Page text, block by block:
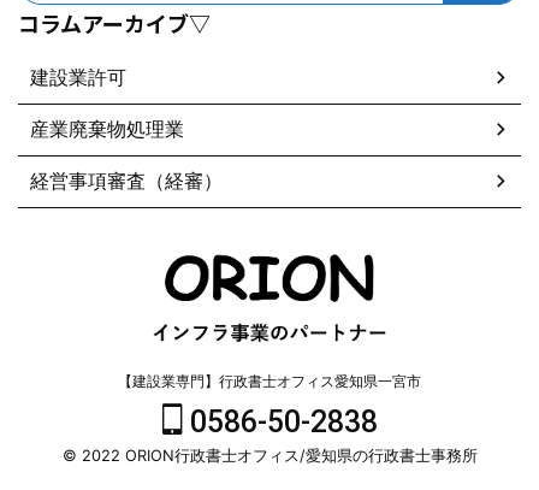
コラムアーカイブ▽
建設業許可
産業廃棄物処理業
経営事項審査（経審）
【建設業専門】行政書士オフィス愛知県一宮市
0586-50-2838
© 2022 ORION行政書士オフィス/愛知県の行政書士事務所